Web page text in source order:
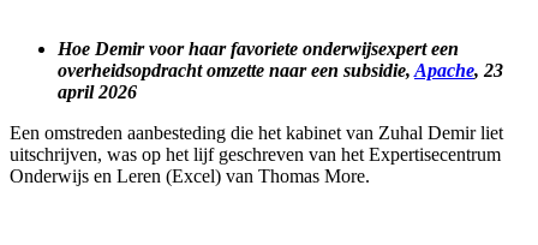
Hoe Demir voor haar favoriete onderwijsexpert een
overheidsopdracht omzette naar een subsidie, Apache, 23
april 2026
Een omstreden aanbesteding die het kabinet van Zuhal Demir liet
uitschrijven, was op het lijf geschreven van het Expertisecentrum
Onderwijs en Leren (Excel) van Thomas More.